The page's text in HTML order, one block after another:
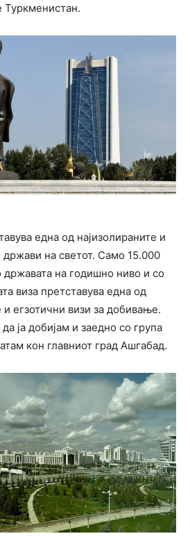
една од најизолираните и
држави на светот. Само 15.000
државата на годишно ниво и со
виза претставува една од
и егзотични визи за добивање.
ја добијам и заедно со група
кон главниот град Ашгабад.